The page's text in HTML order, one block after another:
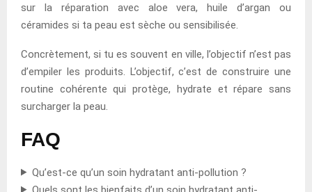
sur la réparation avec aloe vera, huile d’argan ou
céramides si ta peau est sèche ou sensibilisée.
Concrètement, si tu es souvent en ville, l’objectif n’est pas
d’empiler les produits. L’objectif, c’est de construire une
routine cohérente qui protège, hydrate et répare sans
surcharger la peau.
FAQ
Qu’est-ce qu’un soin hydratant anti-pollution ?